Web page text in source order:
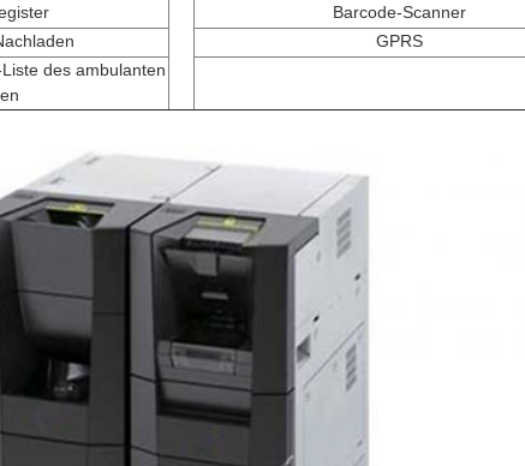
Barcode-Scanner
GPRS
des ambulanten